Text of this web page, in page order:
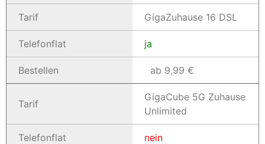
Tarif GigaZuhause 16 DSL
Telefonflat ja
Bestellen ab 9,99 €
Tarif
GigaCube 5G Zuhause
Unlimited
Telefonflat nein